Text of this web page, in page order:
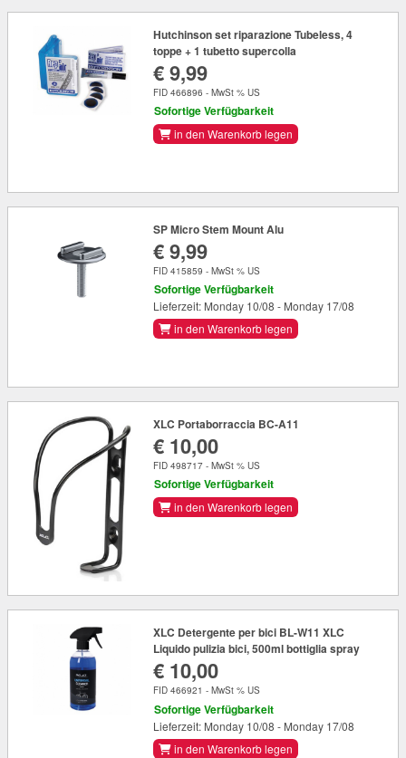
Hutchinson set riparazione Tubeless, 4
toppe + 1 tubetto supercolla
€ 9,99
FID 466896 - MwSt % US
Sofortige Verfügbarkeit
in den Warenkorb legen
SP Micro Stem Mount Alu
€ 9,99
FID 415859 - MwSt % US
Sofortige Verfügbarkeit
Lieferzeit: Monday 10/08 - Monday 17/08
in den Warenkorb legen
XLC Portaborraccia BC-A11
€ 10,00
FID 498717 - MwSt % US
Sofortige Verfügbarkeit
in den Warenkorb legen
XLC Detergente per bici BL-W11 XLC
Liquido pulizia bici, 500ml bottiglia spray
€ 10,00
FID 466921 - MwSt % US
Sofortige Verfügbarkeit
Lieferzeit: Monday 10/08 - Monday 17/08
in den Warenkorb legen